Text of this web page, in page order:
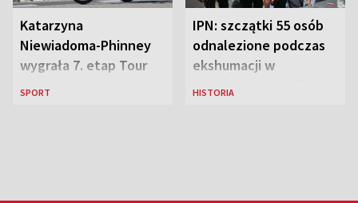
Katarzyna
Niewiadoma-Phinney
wygrała 7. etap Tour
de France i została
SPORT
IPN: szczątki 55 osób
odnalezione podczas
ekshumacji w
Ostrówkach i Woli
HISTORIA